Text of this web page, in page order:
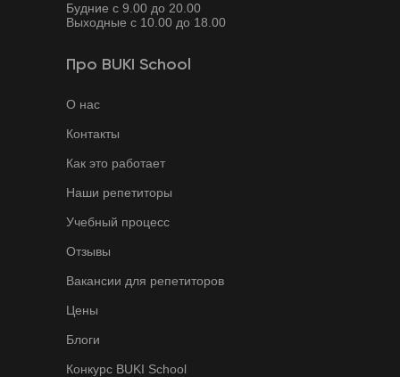
Будние с 9.00 до 20.00
Выходные с 10.00 до 18.00
Про BUKI School
О нас
Контакты
Как это работает
Наши репетиторы
Учебный процесс
Отзывы
Вакансии для репетиторов
Цены
Блоги
Конкурс BUKI School